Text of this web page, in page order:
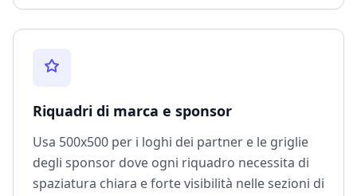
Riquadri di marca e sponsor
Usa 500x500 per i loghi dei partner e le griglie
degli sponsor dove ogni riquadro necessita di
spaziatura chiara e forte visibilità nelle sezioni di